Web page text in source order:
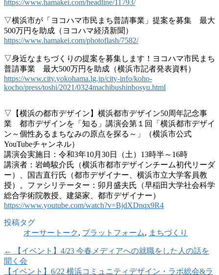
https://www.hamakei.com/headline/11793/
▽横浜市が「ヨコハマ市民まち普請事業」提案を募集 最大
500万円を助成（ヨコハマ経済新聞）
https://www.hamakei.com/photoflash/7582/
▽身近なまちづくりの提案を募集します！ヨコハマ市民まち
普請事業 最大500万円を助成（横浜市記者発表資料）
https://www.city.yokohama.lg.jp/city-info/koho-
kocho/press/toshi/2021/0324machibushinbosyu.html
▽【横浜の都市デザイン】横浜都市デザイン50周年記念事
業 都市デザインを「知る」講演会第１回「横浜都市デザイ
ン～個性あるまちなみの原点を探る～」（横浜市公式
YouTubeチャンネル）
講演会実施日：令和3年10月30日（土）13時半～16時
講演者：岩崎駿介氏（横浜市都市デザインチーム初代リーダ
ー）、国吉直行氏（都市デザイナー、横浜市立大学客員教
授）。ファシリテーター：卯月盛夫氏（早稲田大学社会科学
総合学術院教授、建築家、都市デザイナー）
https://www.youtube.com/watch?v=BjdXDnqx9R4
投稿タグ
オーサートーク , プラットフォーム, まちづくり
←
【イベント】4/23 今春メディアへの就職をした人の話を
聞く会
【イベント】6/22 横浜コミュニティデザイン・ラボ総会&ラ